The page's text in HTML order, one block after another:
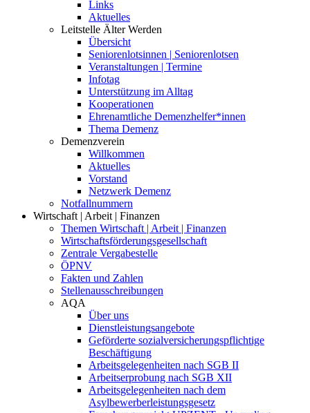
Links
Aktuelles
Leitstelle Älter Werden
Übersicht
Seniorenlotsinnen | Seniorenlotsen
Veranstaltungen | Termine
Infotag
Unterstützung im Alltag
Kooperationen
Ehrenamtliche Demenzhelfer*innen
Thema Demenz
Demenzverein
Willkommen
Aktuelles
Vorstand
Netzwerk Demenz
Notfallnummern
Wirtschaft | Arbeit | Finanzen
Themen Wirtschaft | Arbeit | Finanzen
Wirtschaftsförderungsgesellschaft
Zentrale Vergabestelle
ÖPNV
Fakten und Zahlen
Stellenausschreibungen
AQA
Über uns
Dienstleistungsangebote
Geförderte sozialversicherungspflichtige
Beschäftigung
Arbeitsgelegenheiten nach SGB II
Arbeitserprobung nach SGB XII
Arbeitsgelegenheiten nach dem
Asylbewerberleistungsgesetz